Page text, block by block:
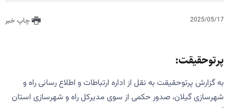
2025/05/17 چاپ خبر
پرتوحقیقت:
به گزارش پرتوحقیقت به نقل از اداره ارتباطات و اطلاع رسانی راه و
شهرسازی گیلان، صدور حکمی از سوی مدیرکل راه و شهرسازی استان